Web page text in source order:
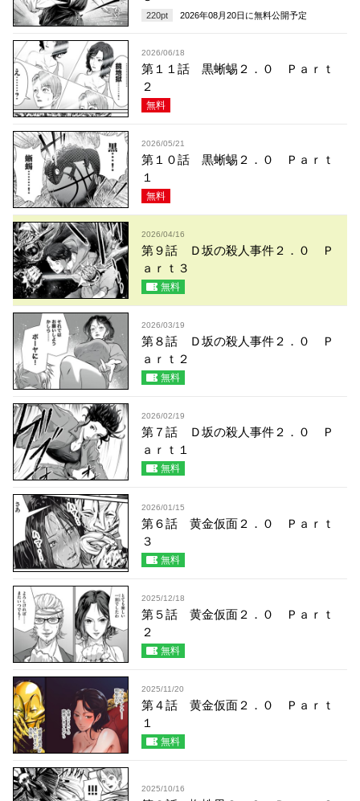
220pt 2026年08月20日 に無料公開予定
2026/06/18
第１１話 黒蜥蜴２．０ Ｐａｒｔ
２
無料
2026/05/21
第１０話 黒蜥蜴２．０ Ｐａｒｔ
１
無料
2026/04/16
第９話 Ｄ坂の殺人事件２．０ Ｐ
ａｒｔ３
無料
2026/03/19
第８話 Ｄ坂の殺人事件２．０ Ｐ
ａｒｔ２
無料
2026/02/19
第７話 Ｄ坂の殺人事件２．０ Ｐ
ａｒｔ１
無料
2026/01/15
第６話 黄金仮面２．０ Ｐａｒｔ
３
無料
2025/12/18
第５話 黄金仮面２．０ Ｐａｒｔ
２
無料
2025/11/20
第４話 黄金仮面２．０ Ｐａｒｔ
１
無料
2025/10/16